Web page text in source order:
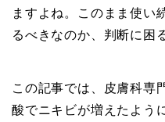
ますよね。このまま使い
るべきなのか、判断に困
この記事では、皮膚科専
酸でニキビが増えたよう